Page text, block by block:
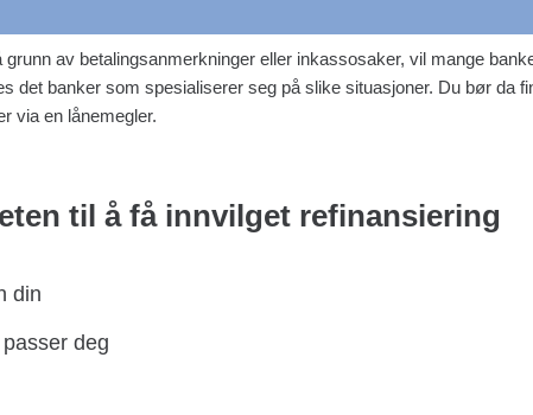
av betalingsanmerkninger eller inkassosaker, vil mange
det banker som spesialiserer seg på slike situasjoner. Du bør da
via en lånemegler.
til å få innvilget refinansiering
din
deg